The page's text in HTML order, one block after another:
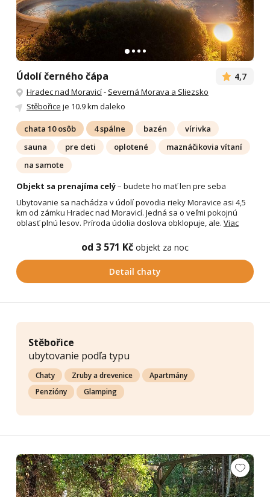
Údolí černého čápa 4,7
Hradec nad Moravicí- Severná Morava a Sliezsko
Stěbořice je 10.9 km daleko
chata 10 osôb 4 spálne bazén
vírivka
sauna
pre deti oplotené
maznáčikovia vítaní
na samote
Objekt sa prenajíma celý– budete ho mať len pre seba
Ubytovanie sa nachádza v údolí povodia rieky Moravice asi 4,5
km od zámku Hradec nad Moravicí. Jedná sa o veľmi pokojnú
oblasť plnú lesov. Príroda údolia doslova obklopuje, ale. Viac
od 3 571 Kč objekt za noc
Detail chaty
Stěbořice
ubytovanie podľa typu
Chaty Zruby a drevenice
Apartmány
Penzióny
Glamping